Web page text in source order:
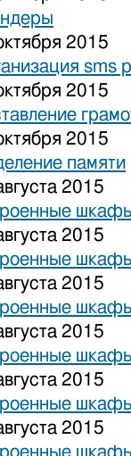
2015
sms
2015
2015
памяти
2015
2015
2015
2015
2015
2015